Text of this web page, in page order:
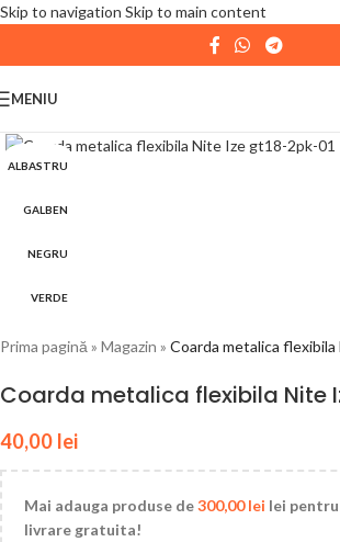
Skip to navigation Skip to main content
| 📦 Program livrari|In perioada
August,
expediate. Va multumim pentru
MENIU
ALBASTRU
GALBEN
NEGRU
VERDE
Prima pagină » Magazin » Coarda metalica
Coarda metalica flexibila Nite
40,00 lei
Mai adauga produse de300,00lei lei
livrare gratuita!